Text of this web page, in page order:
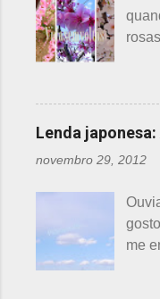
final
ou
Lenda
novembro 29, 2012
me